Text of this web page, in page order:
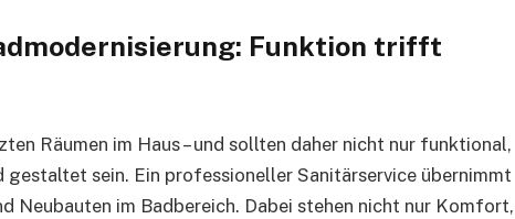
Funktion trifft
Räumen im Haus – und sollten daher nicht nur funktional,
gestaltet sein. Ein professioneller Sanitärservice übernimmt
Neubauten im Badbereich. Dabei stehen nicht nur Komfort,